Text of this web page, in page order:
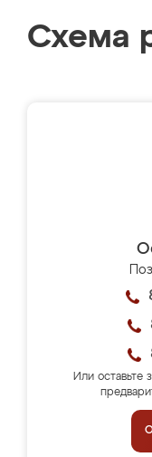
Схема
Или оставьте